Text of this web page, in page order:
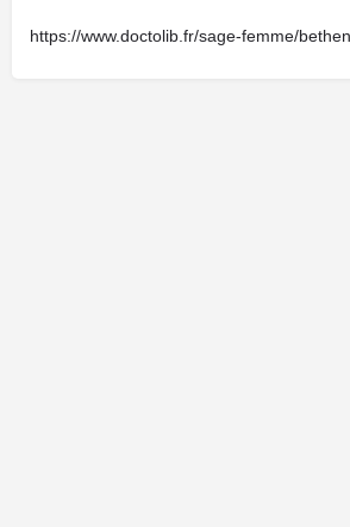
https://www.doctolib.fr/sage-femme/